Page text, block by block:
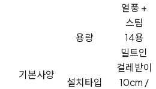
열풍 +
스팀
기본사양
용량 14용
설치타입
빌트인
걸레받이
10cm /